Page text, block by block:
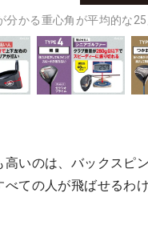
分かる重心角が平均的な
いのは、バックスピ
べての人が飛ばせるわ